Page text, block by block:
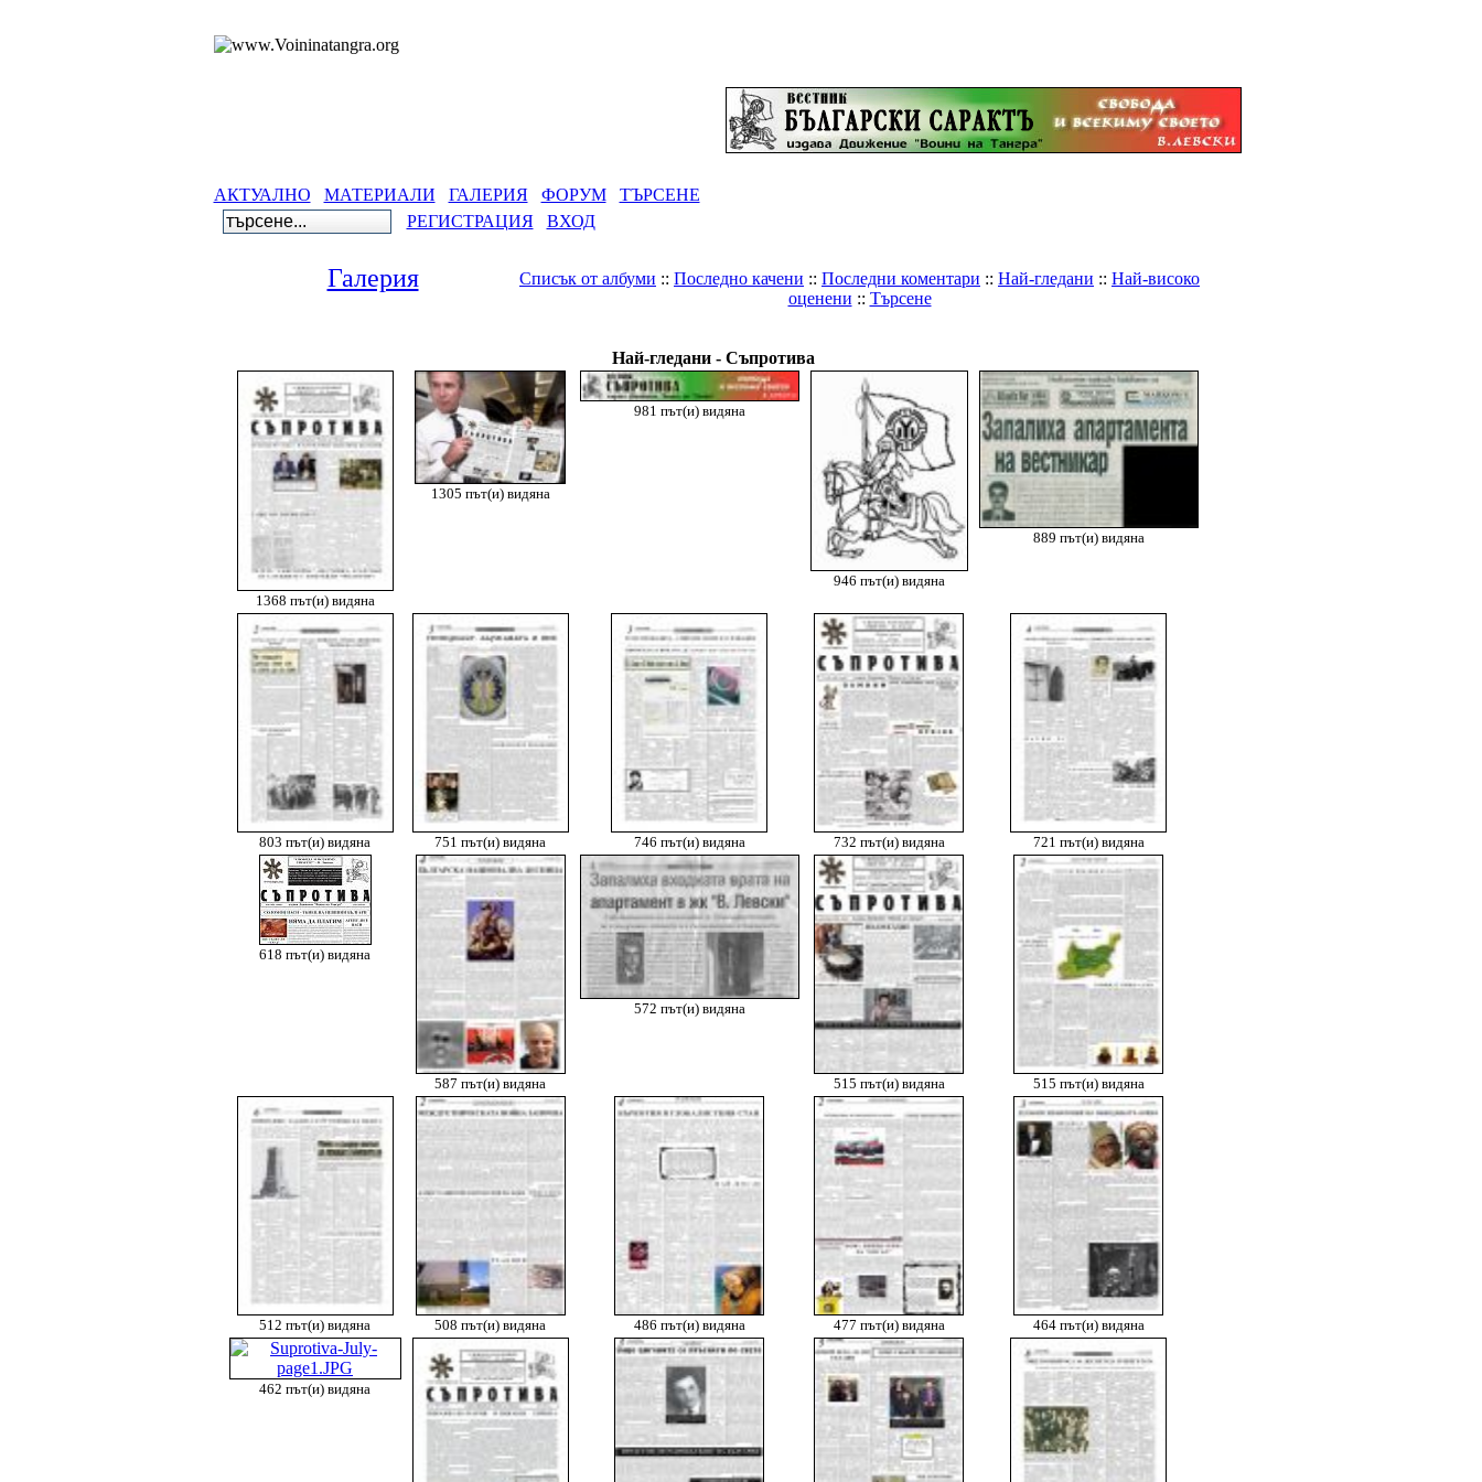
АКТУАЛНО МАТЕРИАЛИ ГАЛЕРИЯ ФОРУМ
ТЪРСЕНЕ
РЕГИСТРАЦИЯ
ВХОД
Галерия Списък от албуми :: Последно качени :: Последни коментари :: Най-гледани :: Най-високо
оценени :: Търсене
Най-гледани - Съпротива
1368 път(и) видяна
1305 път(и) видяна
981 път(и) видяна
946 път(и) видяна
889 път(и) видяна
803 път(и) видяна 751 път(и) видяна 746 път(и) видяна 732 път(и) видяна 721 път(и) видяна
618 път(и) видяна
587 път(и) видяна
572 път(и) видяна
515 път(и) видяна 515 път(и) видяна
512 път(и) видяна 508 път(и) видяна 486 път(и) видяна 477 път(и) видяна 464 път(и) видяна
462 път(и) видяна